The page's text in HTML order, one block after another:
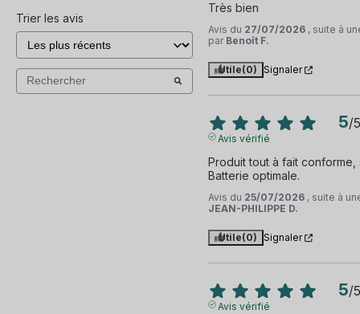
Trier les avis
Très bien
Avis du 27/07/2026 , suite à
par Benoît F.
Utile(0) Signaler
5/5
Avis vérifié
Produit tout à fait conforme,
Batterie optimale.
Avis du 25/07/2026 , suite à
JEAN-PHILIPPE D.
Utile(0) Signaler
5/5
Avis vérifié